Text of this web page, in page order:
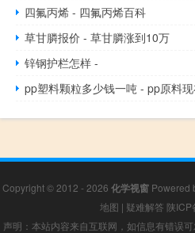
四氟丙烯 - 四氟丙烯百科
草甘膦报价 - 草甘膦涨到10万
锌钢护栏怎样 -
pp塑料颗粒多少钱一吨 - pp原料
Copyright © 2012 - 2026 化学视窗 Powered
地图 | 疑难解答 陕
声明：本站内容来自互联网，如信息有错误